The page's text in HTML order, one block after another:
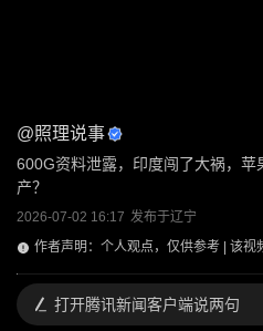
@照理说事
600G资料泄露，印度闯了大祸，苹
产？
2026-07-02 16:17 发布于辽宁
作者声明：个人观点，仅供参考 | 该视
打开腾讯新闻客户端说两句